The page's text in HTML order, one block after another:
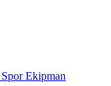
Spor Ekipman